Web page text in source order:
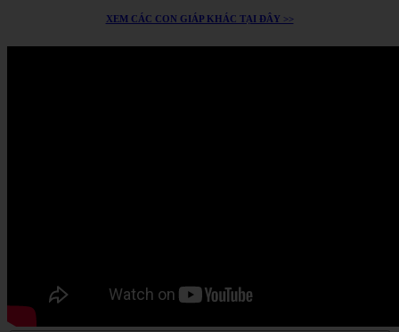
XEM CÁC CON GIÁP KHÁC TẠI ĐÂY >>